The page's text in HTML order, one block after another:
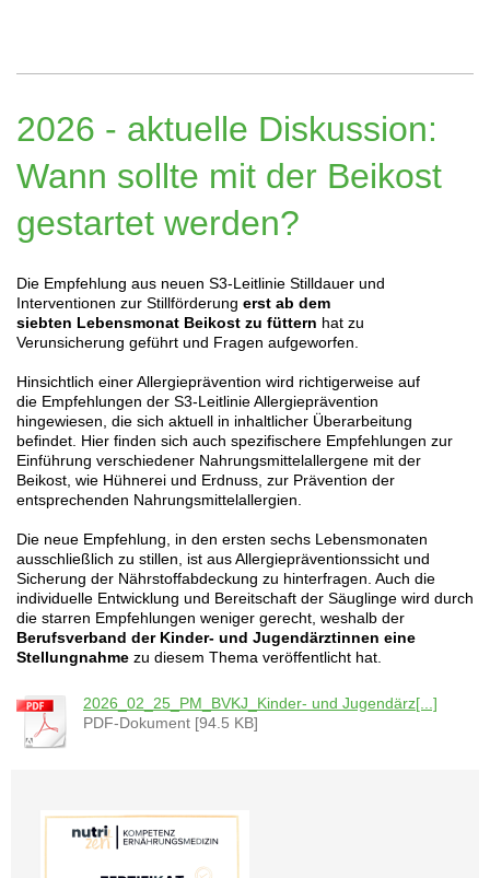
2026 - aktuelle Diskussion:
Wann sollte mit der Beikost
gestartet werden?
Die Empfehlung aus neuen S3-Leitlinie Stilldauer und
Interventionen zur Stillförderung erst ab dem
siebten Lebensmonat Beikost zu füttern hat zu
Verunsicherung geführt und Fragen aufgeworfen.
Hinsichtlich einer Allergieprävention wird richtigerweise auf
die Empfehlungen der S3-Leitlinie Allergieprävention
hingewiesen, die sich aktuell in inhaltlicher Überarbeitung
befindet. Hier finden sich auch spezifischere Empfehlungen zur
Einführung verschiedener Nahrungsmittelallergene mit der
Beikost, wie Hühnerei und Erdnuss, zur Prävention der
entsprechenden Nahrungsmittelallergien.
Die neue Empfehlung, in den ersten sechs Lebensmonaten
ausschließlich zu stillen, ist aus Allergiepräventionssicht und
Sicherung der Nährstoffabdeckung zu hinterfragen. Auch die
individuelle Entwicklung und Bereitschaft der Säuglinge wird durch
die starren Empfehlungen weniger gerecht, weshalb der
Berufsverband der Kinder- und Jugendärztinnen eine
Stellungnahme zu diesem Thema veröffentlicht hat.
2026_02_25_PM_BVKJ_Kinder- und Jugendärz[...]
PDF-Dokument [94.5 KB]